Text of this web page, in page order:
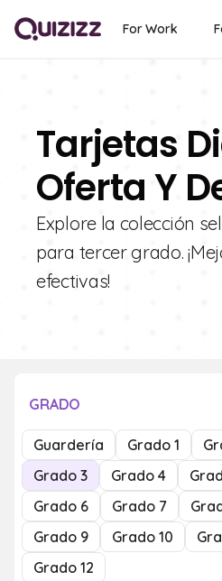
For Work
Tarjetas
Oferta Y
Explore la colección
para tercer grado.
efectivas!
GRADO
Guardería Grado 1
Grado 3
Grado 4
Grado 6
Grado 7
Grado 9
Grado 10
Grado 12